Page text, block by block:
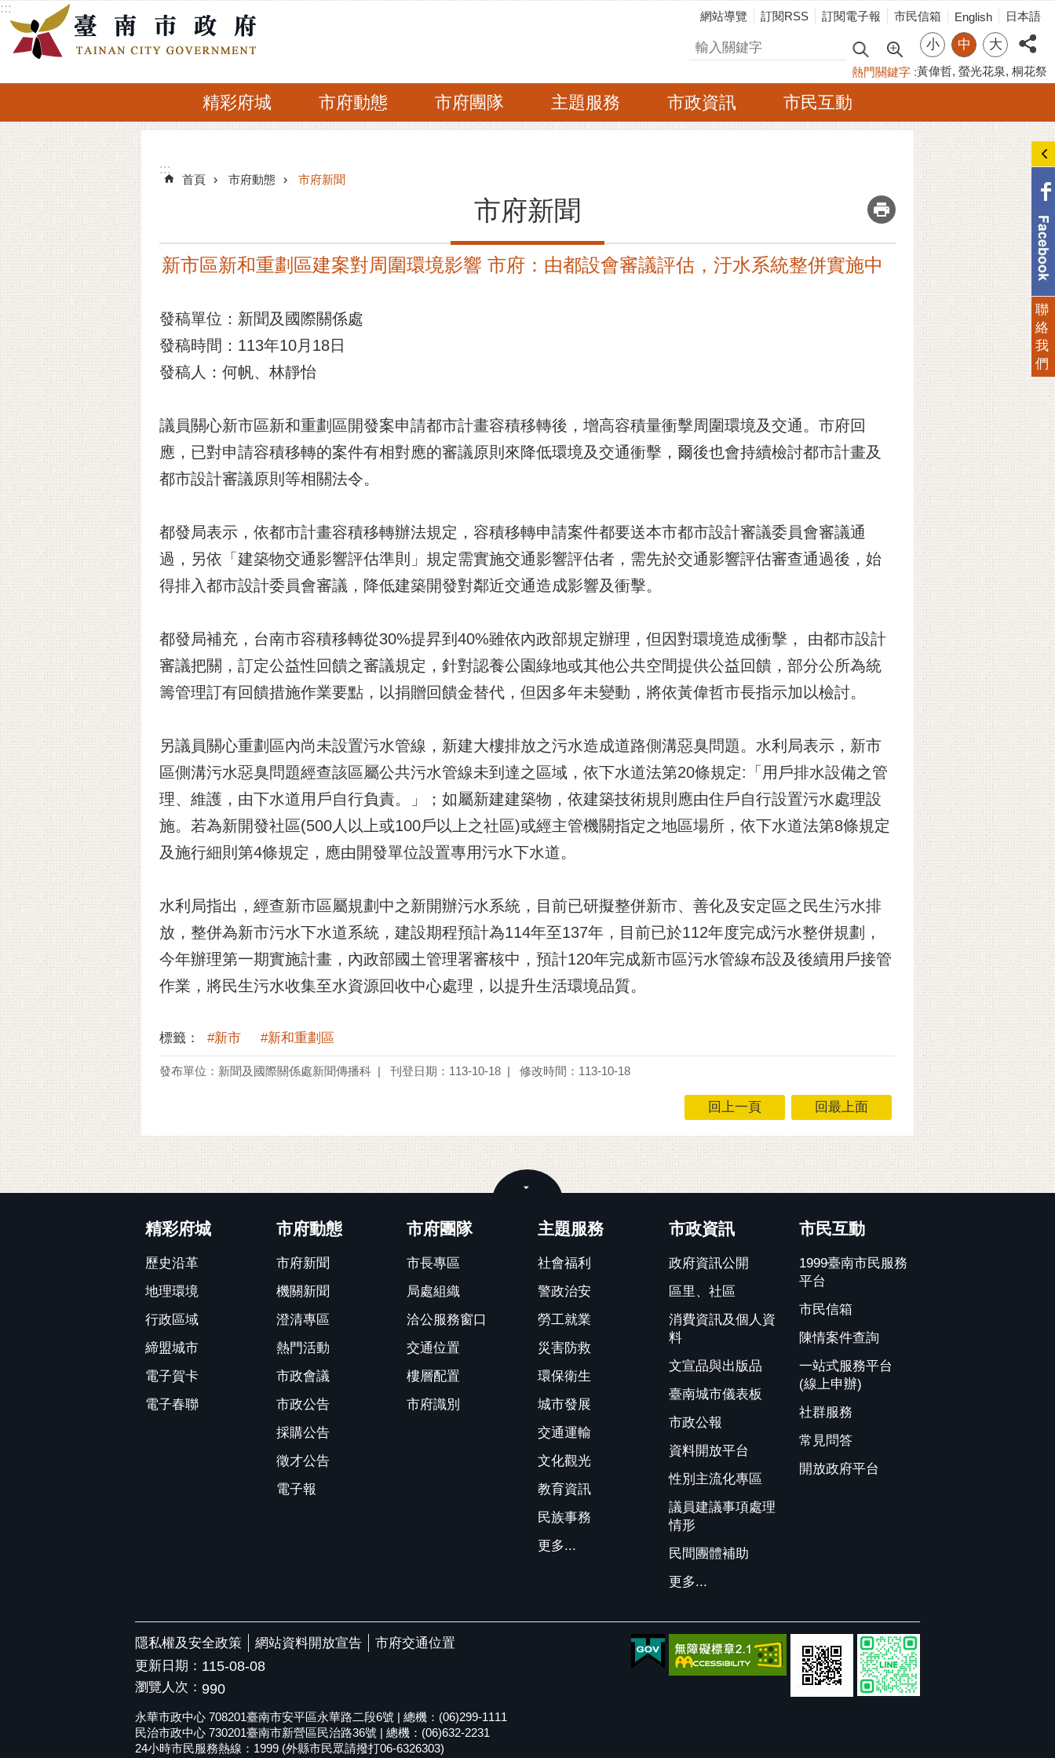
跳到主要內容區塊
:::
網站導覽 訂閱RSS 訂閱電子報 市民信箱 English 日本語
搜尋 小 中 大
熱門關鍵字 黃偉哲 螢光花泉 桐花祭
精彩府城 市府動態 市府團隊 主題服務 市政資訊 市民互動
:::
:::
首頁 市府動態 市府新聞
市府新聞 _
新市區新和重劃區建案對周圍環境影響 市府：由都設會審議評估，汙水系統整併實施中
發稿單位：新聞及國際關係處
發稿時間：113年10月18日
發稿人：何帆、林靜怡
議員關心新市區新和重劃區開發案申請都市計畫容積移轉後，增高容積量衝擊周圍環境及交通。市府回
應，已對申請容積移轉的案件有相對應的審議原則來降低環境及交通衝擊，爾後也會持續檢討都市計畫及
都市設計審議原則等相關法令。
都發局表示，依都市計畫容積移轉辦法規定，容積移轉申請案件都要送本市都市設計審議委員會審議通
過，另依「建築物交通影響評估準則」規定需實施交通影響評估者，需先於交通影響評估審查通過後，始
得排入都市設計委員會審議，降低建築開發對鄰近交通造成影響及衝擊。
都發局補充，台南市容積移轉從30%提昇到40%雖依內政部規定辦理，但因對環境造成衝擊， 由都市設計
審議把關，訂定公益性回饋之審議規定，針對認養公園綠地或其他公共空間提供公益回饋，部分公所為統
籌管理訂有回饋措施作業要點，以捐贈回饋金替代，但因多年未變動，將依黃偉哲市長指示加以檢討。
另議員關心重劃區內尚未設置污水管線，新建大樓排放之污水造成道路側溝惡臭問題。水利局表示，新市
區側溝污水惡臭問題經查該區屬公共污水管線未到達之區域，依下水道法第20條規定:「用戶排水設備之管
理、維護，由下水道用戶自行負責。」；如屬新建建築物，依建築技術規則應由住戶自行設置污水處理設
施。若為新開發社區(500人以上或100戶以上之社區)或經主管機關指定之地區場所，依下水道法第8條規定
及施行細則第4條規定，應由開發單位設置專用污水下水道。
水利局指出，經查新市區屬規劃中之新開辦污水系統，目前已研擬整併新市、善化及安定區之民生污水排
放，整併為新市污水下水道系統，建設期程預計為114年至137年，目前已於112年度完成污水整併規劃，
今年辦理第一期實施計畫，內政部國土管理署審核中，預計120年完成新市區污水管線布設及後續用戶接管
作業，將民生污水收集至水資源回收中心處理，以提升生活環境品質。
標籤： #新市 #新和重劃區
發布單位：新聞及國際關係處新聞傳播科 刊登日期：113-10-18 修改時間：113-10-18
回上一頁 回最上面
精彩府城
歷史沿革
地理環境
行政區域
締盟城市
電子賀卡
電子春聯
市府動態
市府新聞
機關新聞
澄清專區
熱門活動
市政會議
市政公告
採購公告
徵才公告
電子報
市府團隊
市長專區
局處組織
洽公服務窗口
交通位置
樓層配置
市府識別
主題服務
社會福利
警政治安
勞工就業
災害防救
環保衛生
城市發展
交通運輸
文化觀光
教育資訊
民族事務
更多...
市政資訊
政府資訊公開
區里、社區
消費資訊及個人資
料
文宣品與出版品
臺南城市儀表板
市政公報
資料開放平台
性別主流化專區
議員建議事項處理
情形
民間團體補助
更多...
市民互動
1999臺南市民服務
平台
市民信箱
陳情案件查詢
一站式服務平台
(線上申辦)
社群服務
常見問答
開放政府平台
隱私權及安全政策 網站資料開放宣告
市府交通位置
更新日期： 115-08-08
瀏覽人次： 990
永華市政中心 708201臺南市安平區永華路二段6號 | 總機：(06)299-1111
民治市政中心 730201臺南市新營區民治路36號 | 總機：(06)632-2231
24小時市民服務熱線：1999 (外縣市民眾請撥打06-6326303)
聯
絡
我
們